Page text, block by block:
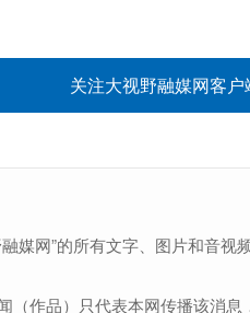
关注大视野融媒网客
媒网”的所有文字、图片和音视
（作品）只代表本网传播该消息